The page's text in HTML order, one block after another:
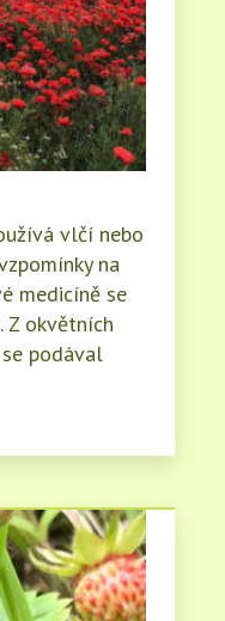
vlčí nebo
na
medicíně se
Z okvětních
podával